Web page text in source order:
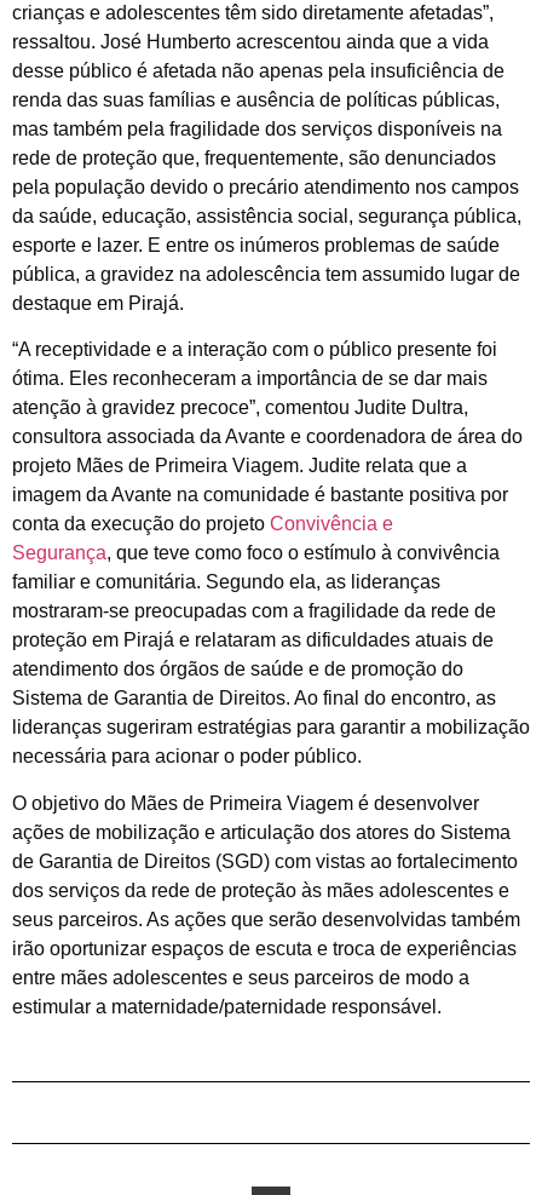
crianças e adolescentes têm sido diretamente afetadas”,
ressaltou. José Humberto acrescentou ainda que a vida
desse público é afetada não apenas pela insuficiência de
renda das suas famílias e ausência de políticas públicas,
mas também pela fragilidade dos serviços disponíveis na
rede de proteção que, frequentemente, são denunciados
pela população devido o precário atendimento nos campos
da saúde, educação, assistência social, segurança pública,
esporte e lazer. E entre os inúmeros problemas de saúde
pública, a gravidez na adolescência tem assumido lugar de
destaque em Pirajá.
“A receptividade e a interação com o público presente foi
ótima. Eles reconheceram a importância de se dar mais
atenção à gravidez precoce”, comentou Judite Dultra,
consultora associada da Avante e coordenadora de área do
projeto Mães de Primeira Viagem. Judite relata que a
imagem da Avante na comunidade é bastante positiva por
conta da execução do projeto Convivência e
Segurança, que teve como foco o estímulo à convivência
familiar e comunitária. Segundo ela, as lideranças
mostraram-se preocupadas com a fragilidade da rede de
proteção em Pirajá e relataram as dificuldades atuais de
atendimento dos órgãos de saúde e de promoção do
Sistema de Garantia de Direitos. Ao final do encontro, as
lideranças sugeriram estratégias para garantir a mobilização
necessária para acionar o poder público.
O objetivo do Mães de Primeira Viagem é desenvolver
ações de mobilização e articulação dos atores do Sistema
de Garantia de Direitos (SGD) com vistas ao fortalecimento
dos serviços da rede de proteção às mães adolescentes e
seus parceiros. As ações que serão desenvolvidas também
irão oportunizar espaços de escuta e troca de experiências
entre mães adolescentes e seus parceiros de modo a
estimular a maternidade/paternidade responsável.